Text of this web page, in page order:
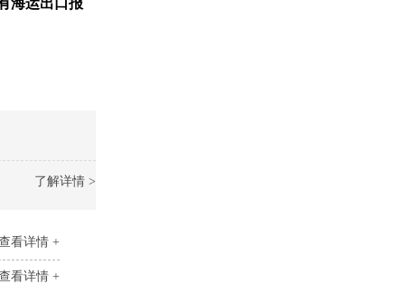
海运出口报
了解详情 >
看详情 +
看详情 +